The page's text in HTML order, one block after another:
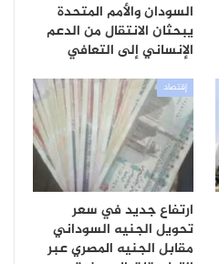
السودان والأمم المتحدة
يبحثان الانتقال من الدعم
الإنساني إلى التعافي
إقتصاد
ارتفاع جديد في سعر
تحويل الجنيه السوداني
مقابل الجنيه المصري عبر